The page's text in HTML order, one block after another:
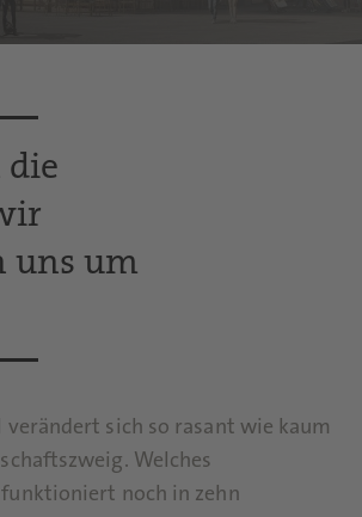
die
uns um
verändert sich so rasant wie kaum
Welches
noch in zehn